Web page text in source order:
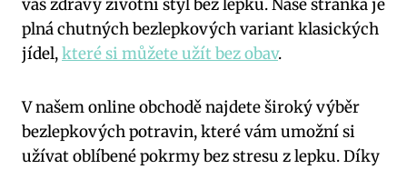
váš zdravý životní styl bez lepku. Naše stránka je
plná chutných bezlepkových variant klasických
jídel,které si můžete užít bez obav.
V našem online obchodě najdete široký výběr
bezlepkových potravin, které vám umožní si
užívat oblíbené pokrmy bez stresu z lepku. Díky